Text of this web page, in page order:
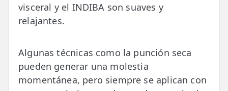
visceral y el INDIBA son suaves y
relajantes.
Algunas técnicas como la punción seca
pueden generar una molestia
momentánea, pero siempre se aplican con